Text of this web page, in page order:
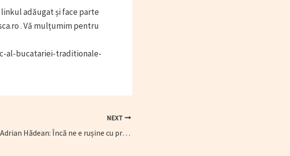
adăugat și face parte
. Vă mulțumim pentru
al-bucatariei-traditionale-
NEXT
Adrian Hădean: Încă ne e rușine cu propriile izmene ceea ce mi se pare grav